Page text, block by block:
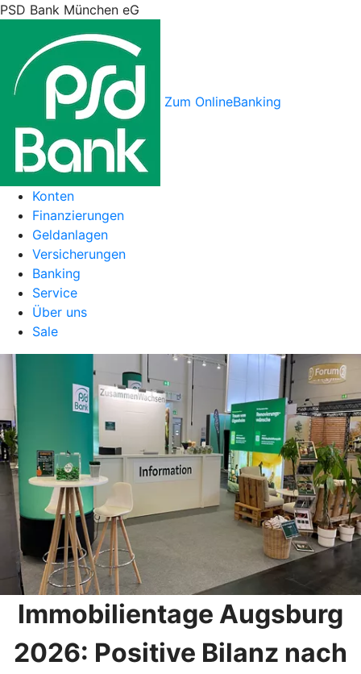
PSD Bank München eG
Zum OnlineBanking
Konten
Finanzierungen
Geldanlagen
Versicherungen
Banking
Service
Über uns
Sale
Immobilientage Augsburg
2026: Positive Bilanz nach